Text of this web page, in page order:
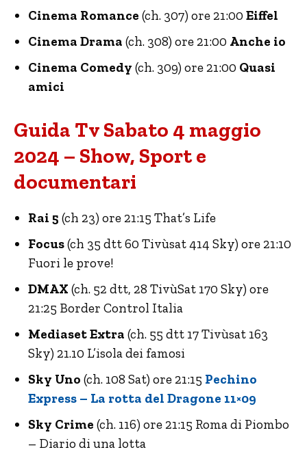
Cinema Romance (ch. 307) ore 21:00 Eiffel
Cinema Drama (ch. 308) ore 21:00 Anche io
Cinema Comedy (ch. 309) ore 21:00 Quasi
amici
Guida Tv Sabato 4 maggio
2024 – Show, Sport e
documentari
Rai 5 (ch 23) ore 21:15 That’s Life
Focus(ch 35 dtt 60 Tivùsat 414 Sky) ore 21:10
Fuori le prove!
DMAX (ch. 52 dtt, 28 TivùSat 170 Sky) ore
21:25 Border Control Italia
Mediaset Extra (ch. 55 dtt 17 Tivùsat 163
Sky) 21.10 L’isola dei famosi
Sky Uno (ch. 108 Sat) ore 21:15 Pechino
Express – La rotta del Dragone 11×09
Sky Crime (ch. 116) ore 21:15 Roma di Piombo
– Diario di una lotta